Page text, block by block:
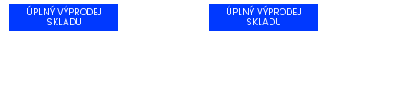
ÚPLNÝ VÝPRODEJ
SKLADU
ÚPLNÝ VÝPRODEJ
SKLADU